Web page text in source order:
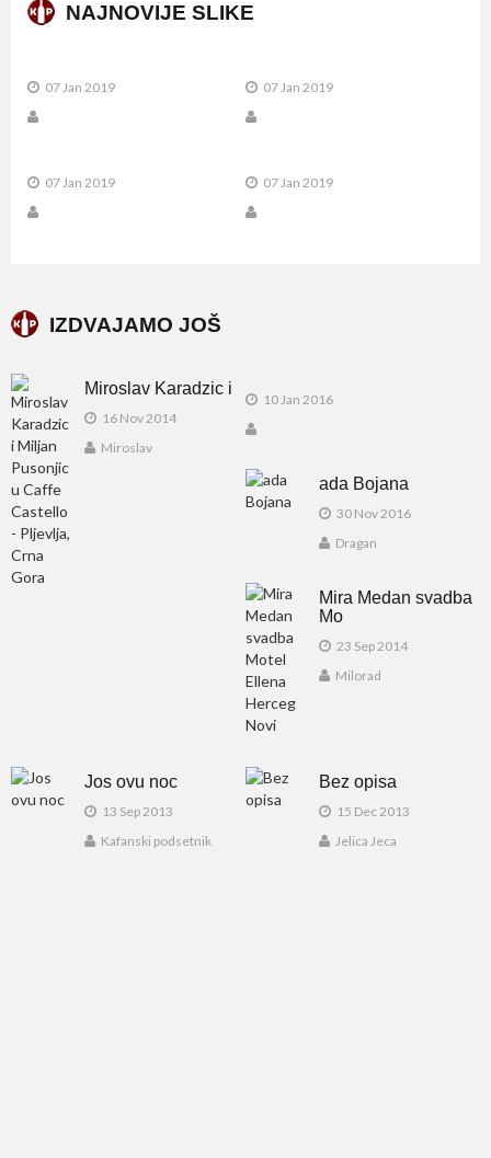
NAJNOVIJE SLIKE
07 Jan 2019 07 Jan 2019
07 Jan 2019 07 Jan 2019
IZDVAJAMO JOŠ
Miroslav Karadzic i
16 Nov 2014
Miroslav
10 Jan 2016
ada Bojana
30 Nov 2016
Dragan
Mira Medan svadba
Mo
23 Sep 2014
Milorad
Jos ovu noc
13 Sep 2013
Kafanski podsetnik
Bez opisa
15 Dec 2013
Jelica Jeca